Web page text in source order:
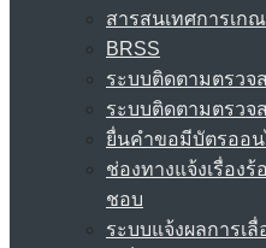
สารสนเทศการเก
BRSS
ระบบติดตามตรวจ
ระบบติดตามตรวจ
ยื่นคำขอมีบัตรออ
ช่องทางแจ้งเรื่อง
ชอบ
ระบบแจ้งผลการเ